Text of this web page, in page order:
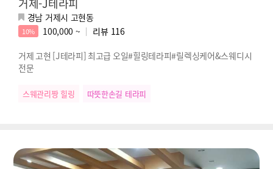
경남 거제시 고현동
10% 100,000 ~ 리뷰 116
거제 고현 [J테라피] 최고급 오일#힐링테라피#릴렉싱케어&스웨디시
전문
스웨관리짱 힐링 따뜻한손길 테라피